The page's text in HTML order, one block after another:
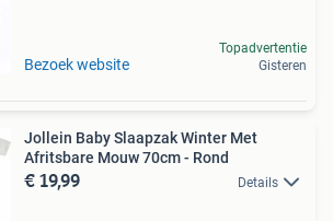
Bezoek website
Topadvertentie
Gisteren
Jollein Baby Slaapzak Winter Met
Afritsbare Mouw 70cm - Rond
€ 19,99 Details